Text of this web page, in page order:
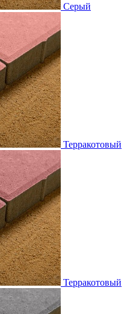
Серый
Терракотовый
Терракотовый